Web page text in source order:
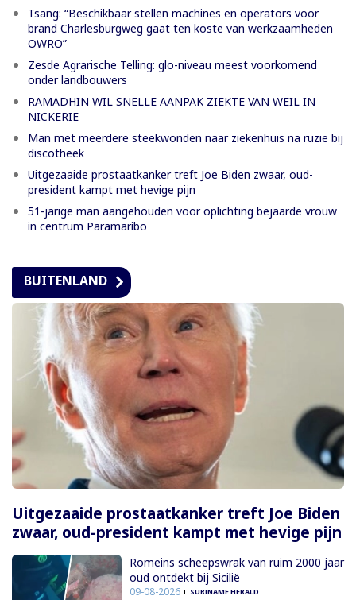
Tsang: “Beschikbaar stellen machines en operators voor
brand Charlesburgweg gaat ten koste van werkzaamheden
OWRO”
Zesde Agrarische Telling: glo-niveau meest voorkomend
onder landbouwers
RAMADHIN WIL SNELLE AANPAK ZIEKTE VAN WEIL IN
NICKERIE
Man met meerdere steekwonden naar ziekenhuis na ruzie bij
discotheek
Uitgezaaide prostaatkanker treft Joe Biden zwaar, oud-
president kampt met hevige pijn
51-jarige man aangehouden voor oplichting bejaarde vrouw
in centrum Paramaribo
BUITENLAND
Uitgezaaide prostaatkanker treft Joe Biden
zwaar, oud-president kampt met hevige pijn
Romeins scheepswrak van ruim 2000 jaar
oud ontdekt bij Sicilië
09-08-2026 SURINAME HERALD